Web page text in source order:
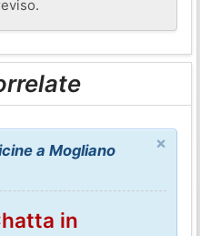
×
a Mogliano
in